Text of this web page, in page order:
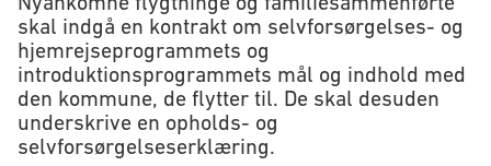
skal indgå en kontrakt om selvforsørgelses- og
hjemrejseprogrammets og
introduktionsprogrammets mål og indhold med
den kommune, de flytter til. De skal desuden
underskrive en opholds- og
selvforsørgelseserklæring.